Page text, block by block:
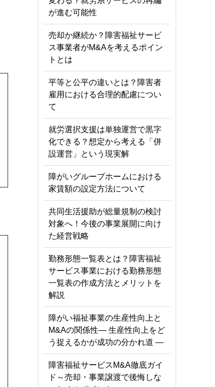
が進む可能性
売却か継続か？障害福祉サービ
ス事業者がM&Aを考えるポイン
トとは
平等と公平の違いとは？障害者
雇用における合理的配慮につい
て
就労選択支援は単独運営で黒字
化できる？想定から考える「併
設運営」という現実解
障がいグループホームにおける
家賃額の設定方法について
共同生活援助が総量規制の検討
対象へ！今後の事業展開に向け
た経営戦略
勤務形態一覧表とは？障害福祉
サービス事業における勤務形態
一覧表の作成方法とメリットを
解説
障がい福祉事業の生産性向上と
M&Aの関係性― 生産性向上をど
う捉えるかが成功の分かれ道 ―
障害福祉サービスM&A徹底ガイ
ド～売却・事業譲渡で後悔しな